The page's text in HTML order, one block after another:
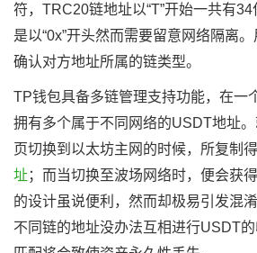
符，TRC20链地址以“T”开始一共有
是以“0x”开头然而需要留意网络隔离
确认对方地址所属的链类型。
TP钱包具备多链管理支持功能，在一
拥有多个属于不同网络的USDT地址
页切换到以太坊主网的时候，所复制
址；而当切换至波场网络时，便会获
的设计虽说便利，然而却极易引发混
不同链的地址没办法互相进行USDT